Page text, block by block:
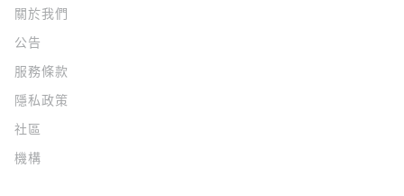
關於我們
公告
服務條款
隱私政策
社區
機構